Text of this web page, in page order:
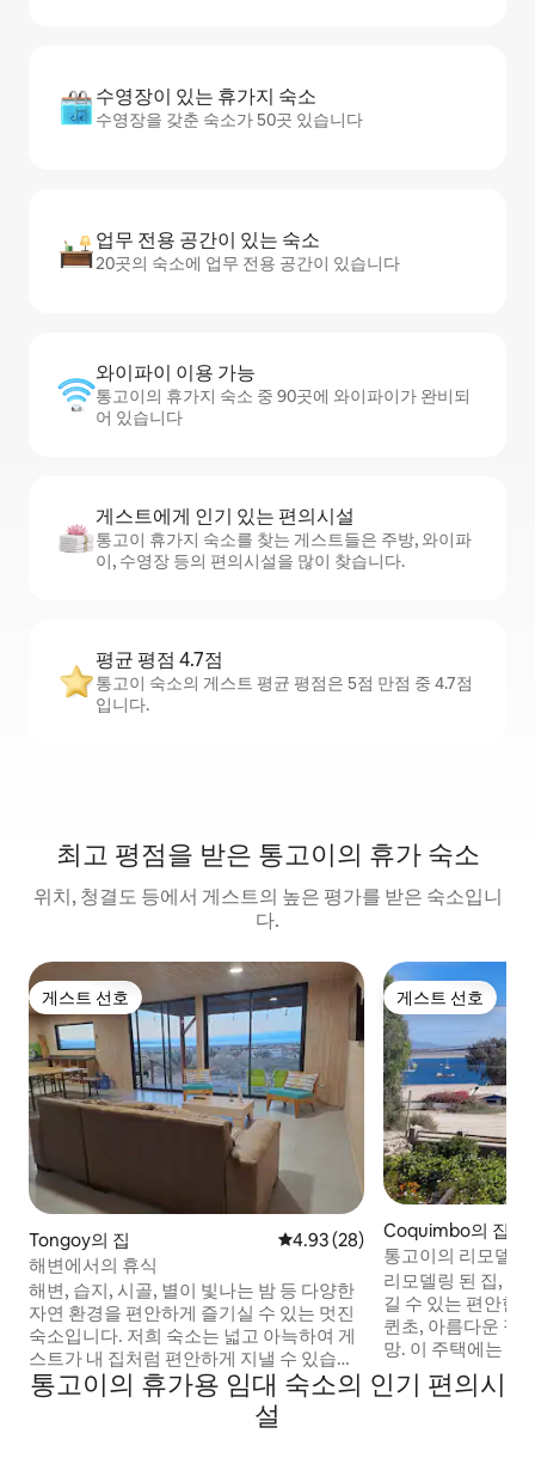
수영장이 있는 휴가지 숙소
수영장을 갖춘 숙소가 50곳 있습니다
업무 전용 공간이 있는 숙소
20곳의 숙소에 업무 전용 공간이 있습니다
와이파이 이용 가능
통고이의 휴가지 숙소 중 90곳에 와이파이가 완비되
어 있습니다
게스트에게 인기 있는 편의시설
통고이 휴가지 숙소를 찾는 게스트들은 주방, 와이파
이, 수영장 등의 편의시설을 많이 찾습니다.
평균 평점 4.7점
통고이 숙소의 게스트 평균 평점은 5점 만점 중 4.7점
입니다.
최고 평점을 받은 통고이의 휴가 숙소
위치, 청결도 등에서 게스트의 높은 평가를 받은 숙소입니
다.
게스트 선호
게스트 선호
Tongoy의 집 평점 4.93점(5점 만점), 후기 28
4.93 (28)
해변에서의 휴식
해변, 습지, 시골, 별이 빛나는 밤 등 다양한
자연 환경을 편안하게 즐기실 수 있는 멋진
숙소입니다. 저희 숙소는 넓고 아늑하여 게
스트가 내 집처럼 편안하게 지낼 수 있습니
다. 통고이(Tongoy)의 주요 해변이 한눈에
보이는 테라스에 위치해 있으며(차로 3~5
분 거리), 통고이에서 남쪽으로 20분, 푸에
게스트 선호
게스트 선호
Coquimbo의 집
통고이의 리모델
리모델링 된 집, 넓
길 수 있는 편안한
퀸초, 아름다운 정
망. 이 주택에는 1
의 침대 3 개가 있
과 매우 넓고 시설
통고이의 휴가용 임대 숙소의 인기 편의시
설